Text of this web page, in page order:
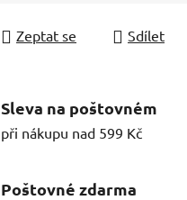
Zeptat se Sdílet
Sleva na poštovném
při nákupu nad 599 Kč
Poštovné zdarma